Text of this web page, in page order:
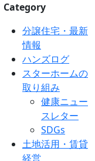
Category
分譲住宅・最新
情報
ハンズログ
スターホームの
取り組み
健康ニュー
スレター
SDGs
土地活用・賃貸
経営